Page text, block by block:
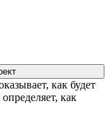
как будет
как